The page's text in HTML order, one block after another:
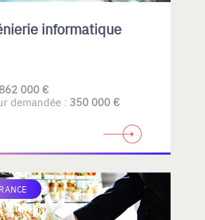
informatique
862 000 €
demandée : 350 000 €